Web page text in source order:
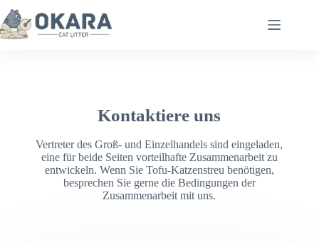
Kontaktiere uns
Vertreter des Groß- und Einzelhandels sind eingeladen,
eine für beide Seiten vorteilhafte Zusammenarbeit zu
entwickeln. Wenn Sie Tofu-Katzenstreu benötigen,
besprechen Sie gerne die Bedingungen der
Zusammenarbeit mit uns.